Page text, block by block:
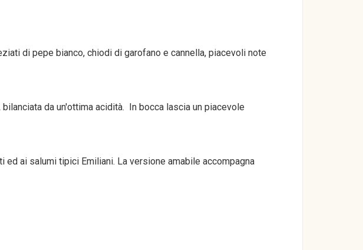
di pepe bianco, chiodi di garofano e cannella, piacevoli note
da un'ottima acidità. In bocca lascia un piacevole
ai salumi tipici Emiliani. La versione amabile accompagna